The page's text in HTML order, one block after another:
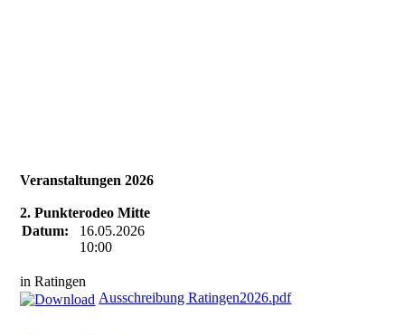
Veranstaltungen 2026
2. Punkterodeo Mitte
Datum:
16.05.2026
10:00
in Ratingen
Ausschreibung Ratingen2026.pdf